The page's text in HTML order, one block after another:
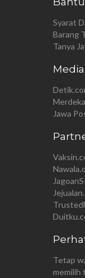
Syarat
Barang
Tanya
Media
Jawa
Tetap
memilih